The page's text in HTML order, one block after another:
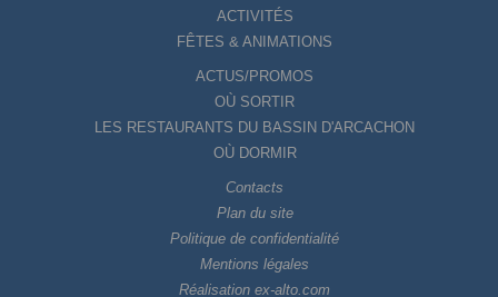
ACTIVITÉS
FÊTES & ANIMATIONS
ACTUS/PROMOS
OÙ SORTIR
LES RESTAURANTS DU BASSIN D'ARCACHON
OÙ DORMIR
Contacts
Plan du site
Politique de confidentialité
Mentions légales
Réalisation ex-alto.com